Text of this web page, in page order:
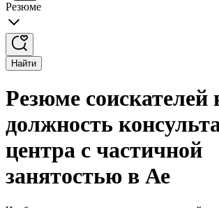
Резюме
Найти
Резюме соискателей
должность
центра с частичной
занятостью в Ае